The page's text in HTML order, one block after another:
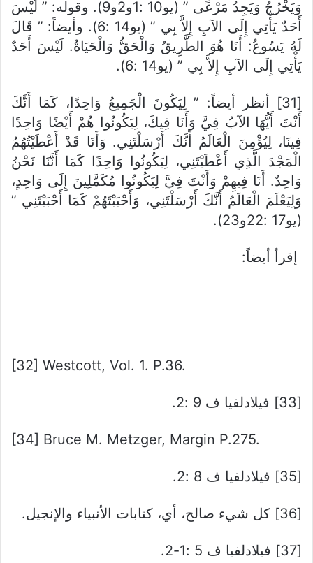
وَيَخْرُجُ وَيَجِدُ مَرْعًى ” (يو10 :1و2و9). وقوله: ” لَيْسَ
أَحَدٌ يَأْتِي إِلَى الآبِ إِلاَّ بِي ” (يو14 :6). وأيضاً: ” قَالَ
لَهُ يَسُوعُ: أَنَا هُوَ الطَّرِيقُ وَالْحَقُّ وَالْحَيَاةُ. لَيْسَ أَحَدٌ
يَأْتِي إِلَى الآبِ إِلاَّ بِي ” (يو14 :6).
[31] أنظر أيضاً: ” لِيَكُونَ الْجَمِيعُ وَاحِدًا، كَمَا أَنَّكَ
أَنْتَ أَيُّهَا الآبُ فِيَّ وَأَنَا فِيكَ، لِيَكُونُوا هُمْ أَيْضًا وَاحِدًا
فِينَا، لِيُؤْمِنَ الْعَالَمُ أَنَّكَ أَرْسَلْتَنِي. وَأَنَا قَدْ أَعْطَيْتُهُمُ
الْمَجْدَ الَّذِي أَعْطَيْتَنِي، لِيَكُونُوا وَاحِدًا كَمَا أَنَّنَا نَحْنُ
وَاحِدٌ. أَنَا فِيهِمْ وَأَنْتَ فِيَّ لِيَكُونُوا مُكَمَّلِينَ إِلَى وَاحِدٍ،
وَلِيَعْلَمَ الْعَالَمُ أَنَّكَ أَرْسَلْتَنِي، وَأَحْبَبْتَهُمْ كَمَا أَحْبَبْتَنِي ”
(يو17 :22و23).
إقرأ أيضاً:
[32] Westcott, Vol. 1. P.36.
[33] فيلادلفيا ف 9 :2.
[34] Bruce M. Metzger, Margin P.275.
[35] فيلادلفيا ف 8 :2.
[36] كل شيء صالح، أي، كتابات الأنبياء والإنجيل.
[37] فيلادلفيا ف 5 :1-2.